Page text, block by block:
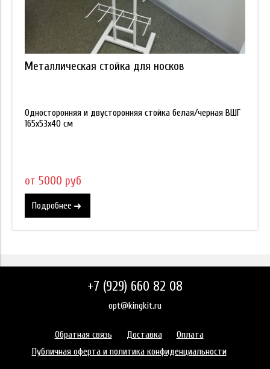
Металлическая стойка для носков
Односторонняя и двусторонняя стойка белая/черная ВШГ
165х53х40 см
от 5000 руб
Подробнее
+7 (929) 660 82 08
opt@kingkit.ru
Обратная связь Доставка
Оплата
Публичная оферта и политика конфиденциальности